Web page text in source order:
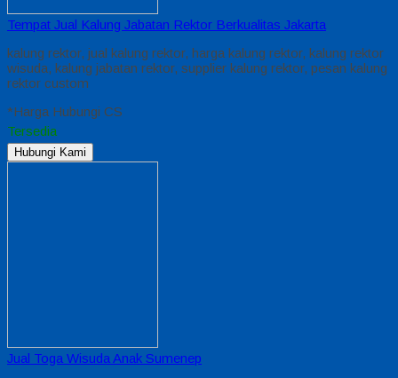
Tempat Jual Kalung Jabatan Rektor Berkualitas Jakarta
kalung rektor, jual kalung rektor, harga kalung rektor, kalung rektor
wisuda, kalung jabatan rektor, supplier kalung rektor, pesan kalung
rektor custom
*Harga Hubungi CS
Tersedia
Hubungi Kami
Jual Toga Wisuda Anak Sumenep